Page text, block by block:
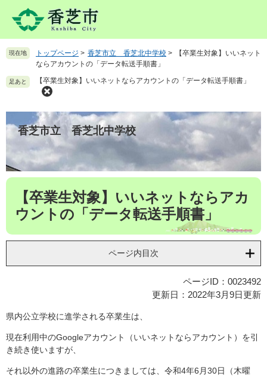
先を 現在地 トップページ > 香芝市立 香芝北中学校 >
【卒業生対象】いいネット
ならアカウントの「データ転送手順書」
足あと 【卒業生対象】いいネットならアカウントの「データ転送手順書」
香芝市立 香芝北中学校
本
【卒業生対象】いいネットならアカ
ウントの「データ転送手順書」
ページ内目次
ページID：0023492
更新日：2022年3月9日更新
県内公立学校に進学される卒業生は、
現在利用中のGoogleアカウント（いいネットならアカウント）を引
き続き使いますが、
それ以外の進路の卒業生につきましては、令和4年6月30日（木曜